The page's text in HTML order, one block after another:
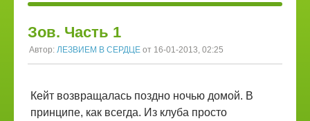
Зов. Часть 1
Автор: ЛЕЗВИЕМ В СЕРДЦЕ от 16-01-2013, 02:25
Кейт возвращалась поздно ночью домой. В
принципе, как всегда. Из клуба просто